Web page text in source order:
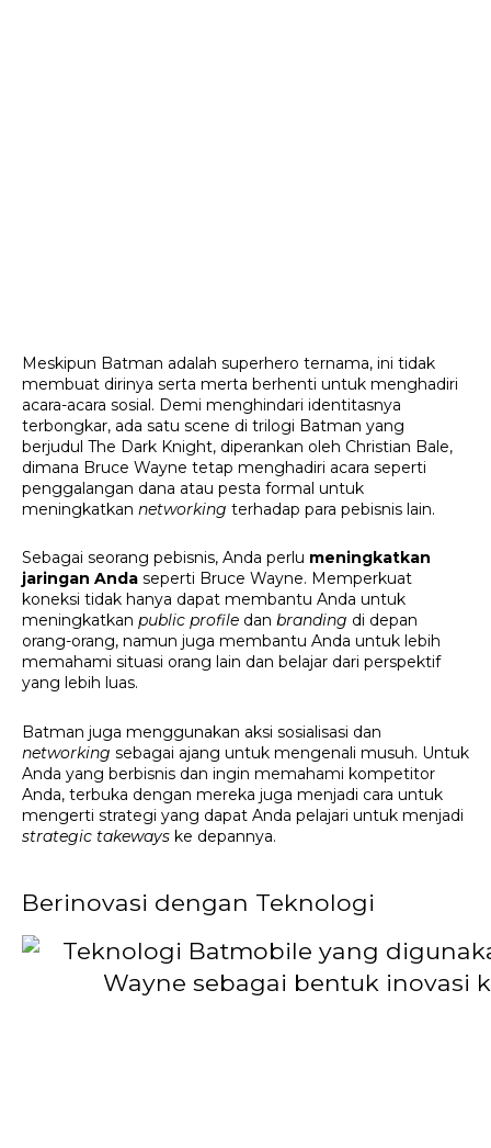
Meskipun Batman adalah superhero ternama, ini tidak
membuat dirinya serta merta berhenti untuk menghadiri
acara-acara sosial. Demi menghindari identitasnya
terbongkar, ada satu scene di trilogi Batman yang
berjudul The Dark Knight, diperankan oleh Christian Bale,
dimana Bruce Wayne tetap menghadiri acara seperti
penggalangan dana atau pesta formal untuk
meningkatkan networking terhadap para pebisnis lain.
Sebagai seorang pebisnis, Anda perlu meningkatkan
jaringan Anda seperti Bruce Wayne. Memperkuat
koneksi tidak hanya dapat membantu Anda untuk
meningkatkan public profile dan branding di depan
orang-orang, namun juga membantu Anda untuk lebih
memahami situasi orang lain dan belajar dari perspektif
yang lebih luas.
networking sebagai ajang untuk mengenali musuh. Untuk
Anda yang berbisnis dan ingin memahami kompetitor
Anda, terbuka dengan mereka juga menjadi cara untuk
strategic takeways ke depannya.
Berinovasi dengan Teknologi